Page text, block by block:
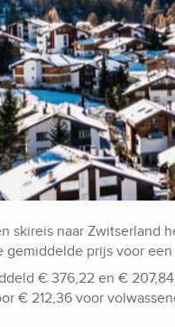
skireis naar Zwitserland
gemiddelde prijs voor
€ 376,22 en €
€ 212,36 voor